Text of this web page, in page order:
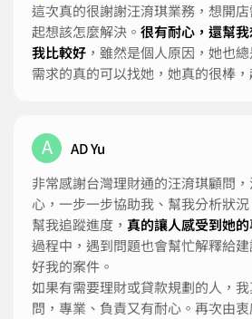
這次真的很謝謝汪淯琪業務，想開
起想該怎麼解決。 很有耐心，還幫
我比較好 ，雖然是個人原因，她也
需求的真的可以找她，她真的很棒
A
AD Yu
非常感謝台灣理財通的汪淯琪顧問
心，一步一步協助我、幫我分析狀
幫我追蹤進度， 真的讓人感受到她
過程中，遇到問題也會幫忙解釋給
好我的案件。
如果有需要理財或貸款規劃的人，
問，專業、負責又有耐心。再次由衷